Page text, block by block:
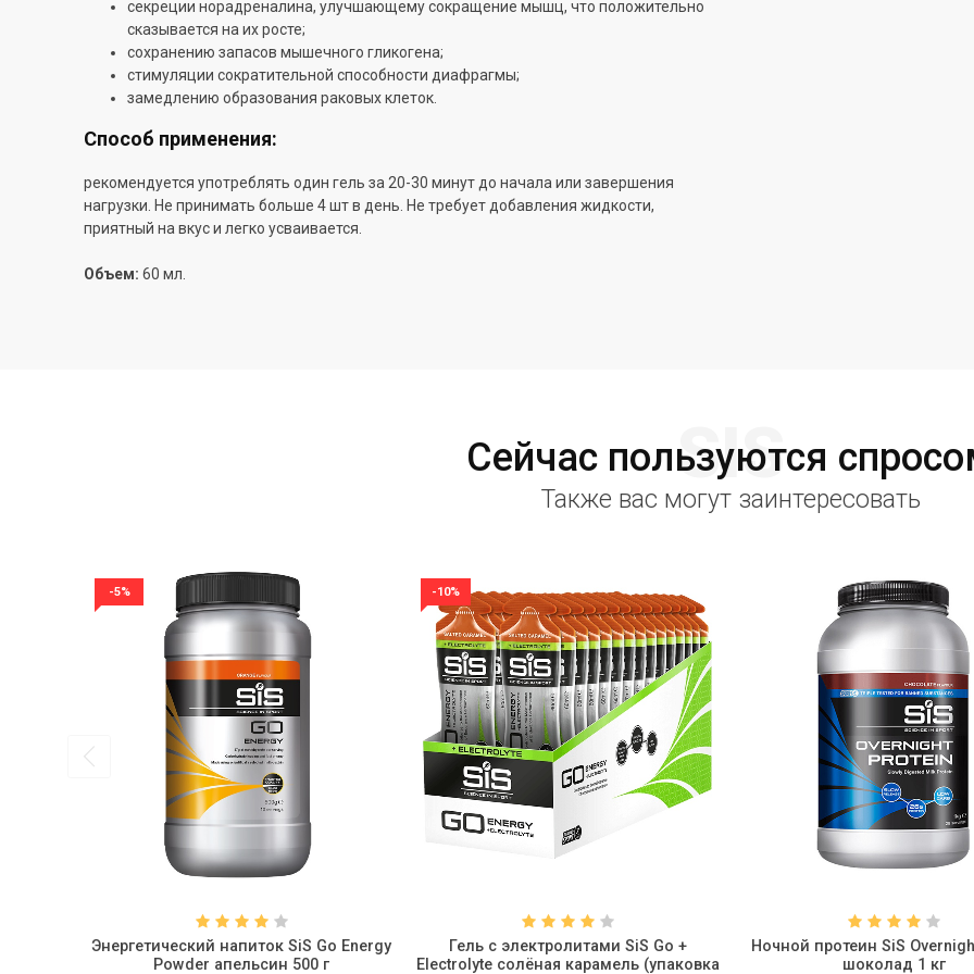
секреции норадреналина, улучшающему сокращение мышц, что положительно
сказывается на их росте;
сохранению запасов мышечного гликогена;
стимуляции сократительной способности диафрагмы;
замедлению образования раковых клеток.
Способ применения:
рекомендуется употреблять один гель за 20-30 минут до начала или завершения
нагрузки. Не принимать больше 4 шт в день. Не требует добавления жидкости,
приятный на вкус и легко усваивается.
Объем: 60 мл.
Сейчас пользуются
SIS
Также вас могут заинтересовать
-5%
Энергетический напиток SiS Go Energy
Powder апельсин 500 г
-10%
Гель с электролитами SiS Go +
Electrolyte солёная карамель (упаковка
Ночной протеин SiS
шоколад 1 кг